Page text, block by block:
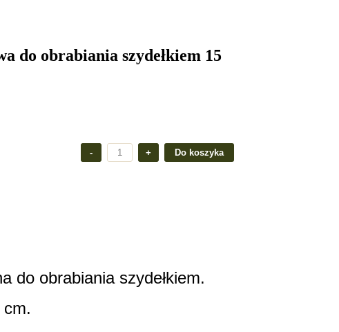
do obrabiania szydełkiem 15
do obrabiania szydełkiem.